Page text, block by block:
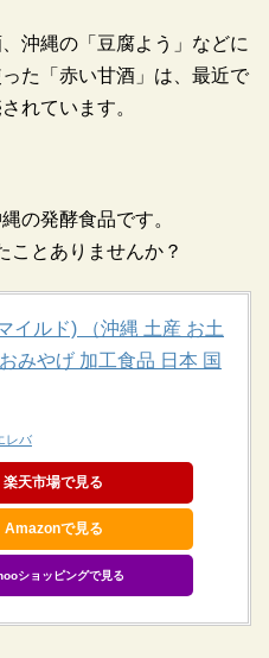
沖縄の「豆腐よう」などに
た「赤い甘酒」は、最近で
れています。
の発酵食品です。
ことありませんか？
イルド) （沖縄 土産 お土
みやげ 加工食品 日本 国
レバ
楽天市場で見る
Amazonで見る
ショッピングで見る